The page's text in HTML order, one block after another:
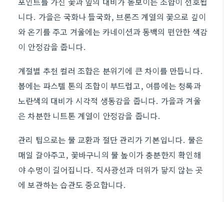
니다. 가을은 국화나 들국화, 브론즈 계열의 꽃으로 깊이
와 온기를 주고 겨울에는 카네이션과 동백의 편안한 색감
이 안정감을 줍니다.
계절별 추천 컬러 조합은 분위기에 큰 차이를 만듭니다.
봄에는 파스텔 톤의 조합이 부드럽고, 여름에는 청록과
노란색의 대비가 시각적 생동감을 줍니다. 가을과 겨울
은 차분한 니트톤 계열이 안정감을 줍니다.
관리 팁으로는 물 교환과 절단 관리가 기본입니다. 물은
매일 갈아주고, 꽃바구니의 물 높이가 충분한지 확인해
야 수명이 길어집니다. 직사광선과 더위가 닿지 않는 곳
에 보관하는 습관도 중요합니다.